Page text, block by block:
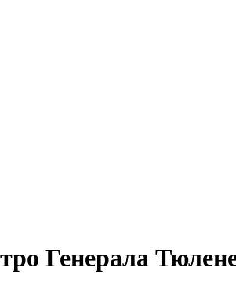
Генерала